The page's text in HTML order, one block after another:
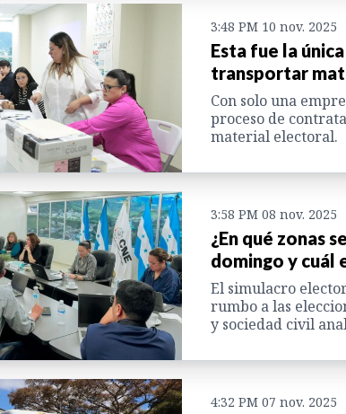
3:48 PM 10 nov. 2025
Esta fue la
transportar
Con solo una
proceso de
material electoral.
3:58 PM 08 nov. 2025
¿En qué zonas
domingo y cuál
El simulacro
rumbo a las
y sociedad civil
4:32 PM 07 nov. 2025